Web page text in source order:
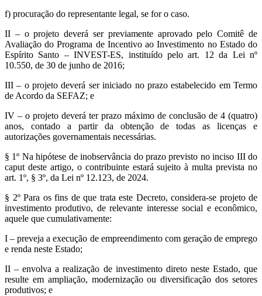
f) procuração do representante legal, se for o caso.
II – o projeto deverá ser previamente aprovado pelo Comitê de
Avaliação do Programa de Incentivo ao Investimento no Estado do
Espírito Santo – INVEST-ES, instituído pelo art. 12 da Lei nº
10.550, de 30 de junho de 2016;
III – o projeto deverá ser iniciado no prazo estabelecido em Termo
de Acordo da SEFAZ; e
IV – o projeto deverá ter prazo máximo de conclusão de 4 (quatro)
anos, contado a partir da obtenção de todas as licenças e
autorizações governamentais necessárias.
§ 1º Na hipótese de inobservância do prazo previsto no inciso III do
caput deste artigo, o contribuinte estará sujeito à multa prevista no
art. 1º, § 3º, da Lei nº 12.123, de 2024.
§ 2º Para os fins de que trata este Decreto, considera-se projeto de
investimento produtivo, de relevante interesse social e econômico,
aquele que cumulativamente:
I – preveja a execução de empreendimento com geração de emprego
e renda neste Estado;
II – envolva a realização de investimento direto neste Estado, que
resulte em ampliação, modernização ou diversificação dos setores
produtivos; e